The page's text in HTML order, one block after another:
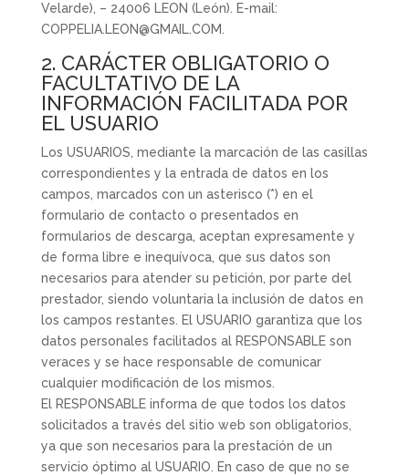
Velarde), – 24006 LEON (León). E-mail:
COPPELIA.LEON@GMAIL.COM.
2. CARÁCTER OBLIGATORIO O
FACULTATIVO DE LA
INFORMACIÓN FACILITADA POR
EL USUARIO
Los USUARIOS, mediante la marcación de las casillas
correspondientes y la entrada de datos en los
campos, marcados con un asterisco (*) en el
formulario de contacto o presentados en
formularios de descarga, aceptan expresamente y
de forma libre e inequívoca, que sus datos son
necesarios para atender su petición, por parte del
prestador, siendo voluntaria la inclusión de datos en
los campos restantes. El USUARIO garantiza que los
datos personales facilitados al RESPONSABLE son
veraces y se hace responsable de comunicar
cualquier modificación de los mismos.
El RESPONSABLE informa de que todos los datos
solicitados a través del sitio web son obligatorios,
ya que son necesarios para la prestación de un
servicio óptimo al USUARIO. En caso de que no se